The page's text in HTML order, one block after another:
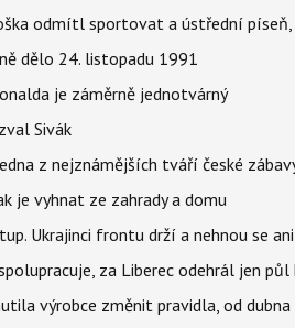
odmítl sportovat a ústřední
dělo 24. listopadu 1991
je záměrně jednotvárný
Sivák
z nejznámějších tváří české
je vyhnat ze zahrady a domu
Ukrajinci frontu drží a nehnou se
za Liberec odehrál jen
výrobce změnit pravidla, od dubna